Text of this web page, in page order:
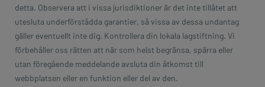
detta. Observera att i vissa jurisdiktioner är det inte tillåtet att
utesluta underförstådda garantier, så vissa av dessa undantag
gäller eventuellt inte dig. Kontrollera din lokala lagstiftning. Vi
förbehåller oss rätten att när som helst begränsa, spärra eller
utan föregående meddelande avsluta din åtkomst till
webbplatsen eller en funktion eller del av den.